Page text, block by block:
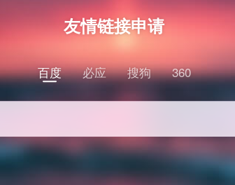
友情链接申请
百度 必应 搜狗 360